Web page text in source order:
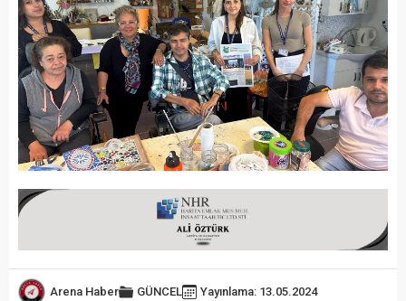
Arena Haber GÜNCEL Yayınlama: 13.05.2024